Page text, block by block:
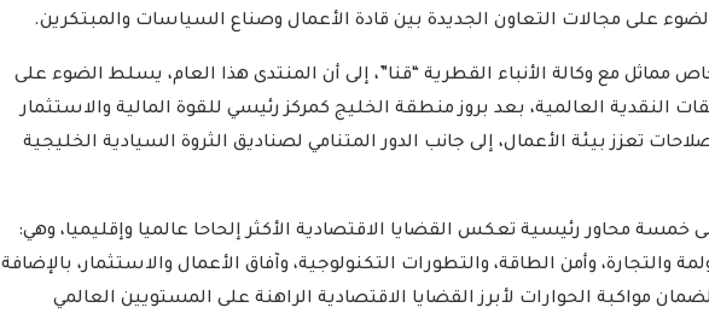
على مجالات التعاون الجديدة بين قادة الأعمال وصناع السياسات والمبتكرين.
مماثل مع وكالة الأنباء القطرية “قنا”، إلى أن المنتدى هذا العام، يسلط الضوء على
النقدية العالمية، بعد بروز منطقة الخليج كمركز رئيسي للقوة المالية والاستثمار
تعزز بيئة الأعمال، إلى جانب الدور المتنامي لصناديق الثروة السيادية الخليجية
خمسة محاور رئيسية تعكس القضايا الاقتصادية الأكثر إلحاحا عالميا وإقليميا، وهي:
والتجارة، وأمن الطاقة، والتطورات التكنولوجية، وآفاق الأعمال والاستثمار، بالإضافة
مواكبة الحوارات لأبرز القضايا الاقتصادية الراهنة على المستويين العالمي